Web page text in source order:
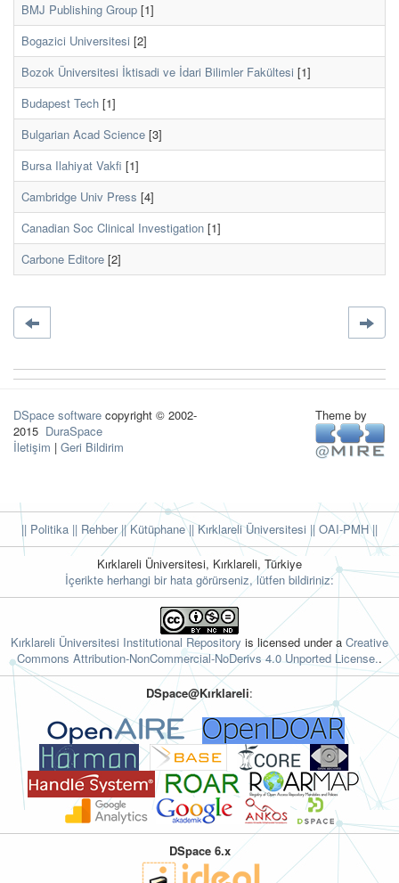
BMJ Publishing Group [1]
Bogazici Universitesi [2]
Bozok Üniversitesi İktisadi ve İdari Bilimler Fakültesi [1]
Budapest Tech [1]
Bulgarian Acad Science [3]
Bursa Ilahiyat Vakfi [1]
Cambridge Univ Press [4]
Canadian Soc Clinical Investigation [1]
Carbone Editore [2]
DSpace software copyright © 2002-
2015 DuraSpace
İletişim | Geri Bildirim
Theme by
|| Politika || Rehber|| Kütüphane|| Kırklareli Üniversitesi || OAI-PMH ||
Kırklareli Üniversitesi, Kırklareli, Türkiye
İçerikte herhangi bir hata görürseniz, lütfen bildiriniz:
Kırklareli Üniversitesi Institutional Repository is licensed under a Creative
Commons Attribution-NonCommercial-NoDerivs 4.0 Unported License..
DSpace@Kırklareli:
DSpace 6.x